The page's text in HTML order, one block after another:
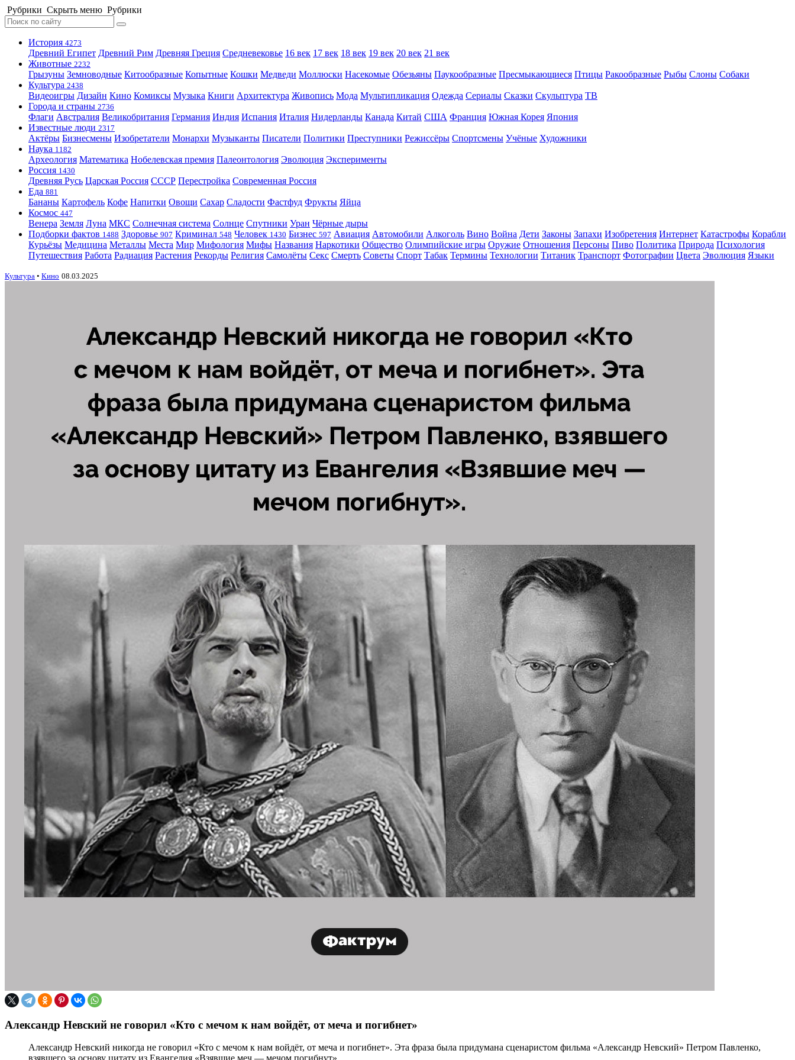
Рубрики Скрыть меню Рубрики
История 4273
Древний Египет Древний Рим Древняя Греция Средневековье 16 век 17 век 18 век 19 век 20 век 21 век
Животные 2232
Грызуны Земноводные Китообразные Копытные Кошки Медведи Моллюски Насекомые Обезьяны Паукообразные Пресмыкающиеся Птицы Ракообразные Рыбы Слоны Собаки
Культура 2438
Видеоигры Дизайн Кино Комиксы Музыка Книги Архитектура Живопись Мода Мультипликация Одежда Сериалы Сказки Скульптура ТВ
Города и страны 2736
Флаги Австралия Великобритания Германия Индия Испания Италия Нидерланды Канада Китай США Франция Южная Корея Япония
Известные люди 2317
Актёры Бизнесмены Изобретатели Монархи Музыканты Писатели Политики Преступники Режиссёры Спортсмены Учёные Художники
Наука 1182
Археология Математика Нобелевская премия Палеонтология Эволюция Эксперименты
Россия 1430
Древняя Русь Царская Россия СССР Перестройка Современная Россия
Еда 881
Бананы Картофель Кофе Напитки Овощи Сахар Сладости Фастфуд Фрукты Яйца
Космос 447
Венера Земля Луна МКС Солнечная система Солнце Спутники Уран Чёрные дыры
Подборки фактов 1488 Здоровье 907 Криминал 548 Человек 1430 Бизнес 597 Авиация Автомобили Алкоголь Вино Война Дети Законы Запахи Изобретения Интернет Катастрофы Корабли
Курьёзы Медицина Металлы Места Мир Мифология Мифы Названия Наркотики Общество Олимпийские игры Оружие Отношения Персоны Пиво Политика Природа Психология
Путешествия Работа Радиация Растения Рекорды Религия Самолёты Секс Смерть Советы Спорт Табак Термины Технологии Титаник Транспорт Фотографии Цвета Эволюция Языки
Культура • Кино 08.03.2025
Александр Невский не говорил «Кто с мечом к нам войдёт, от меча и погибнет»
Александр Невский никогда не говорил «Кто с мечом к нам войдёт, от меча и погибнет». Эта фраза была придумана сценаристом фильма «Александр Невский» Петром Павленко,